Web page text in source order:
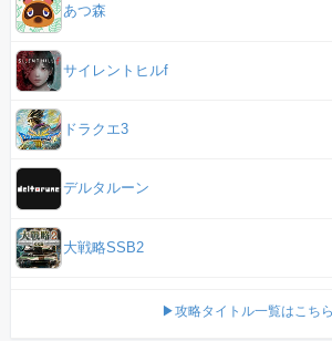
あつ森
サイレントヒルf
ドラクエ3
デルタルーン
大戦略SSB2
▶攻略タイトル一覧はこちら